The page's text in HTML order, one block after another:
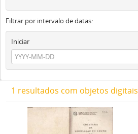
Filtrar por intervalo de datas:
Iniciar
1 resultados com objetos digitais